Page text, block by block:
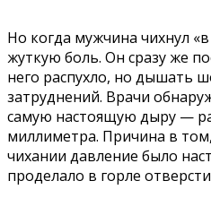
Но когда мужчина чихнул
жуткую боль. Он сразу же
него распухло, но дышать
затруднений. Врачи
самую настоящую дыру —
миллиметра. Причина в
чихании давление было
проделало в горле